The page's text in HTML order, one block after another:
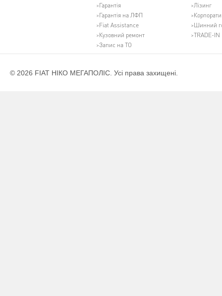
Гарантія
Гарантія на ЛФП
Fiat Assistance
Кузовний ремонт
Запис на ТО
Лізинг
Шинний
TRADE-IN
© 2026 FIAT НІКО МЕГАПОЛІС. Усі права захищені.